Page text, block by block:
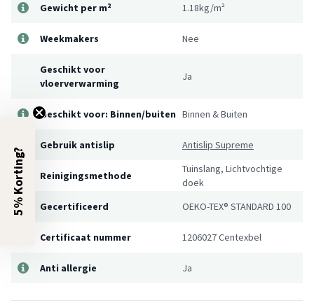
Gewicht per m² 1.18kg/m²
Weekmakers Nee
Geschikt voor
vloerverwarming
Ja
Geschikt voor: Binnen/buiten Binnen & Buiten
Gebruik antislip Antislip Supreme
Reinigingsmethode
Tuinslang, Lichtvochtige
doek
Gecertificeerd
OEKO-TEX® STANDARD 100
Certificaat nummer 1206027 Centexbel
Anti allergie Ja
5% Korting?